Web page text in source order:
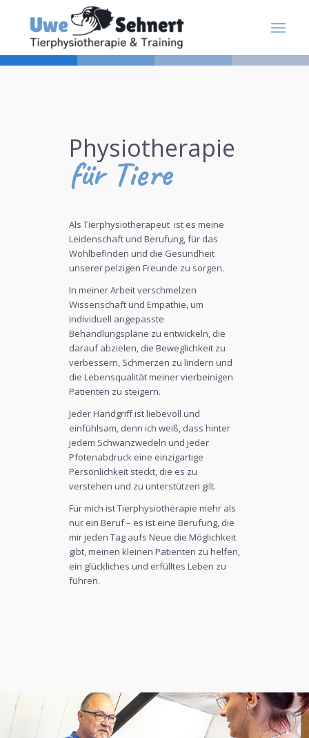
Physiotherapie
für Tiere
Als Tierphysiotherapeut ist es meine
Leidenschaft und Berufung, für das
Wohlbefinden und die Gesundheit
unserer pelzigen Freunde zu sorgen.
In meiner Arbeit verschmelzen
Wissenschaft und Empathie, um
individuell angepasste
Behandlungspläne zu entwickeln, die
darauf abzielen, die Beweglichkeit zu
verbessern, Schmerzen zu lindern und
die Lebensqualität meiner vierbeinigen
Patienten zu steigern.
Jeder Handgriff ist liebevoll und
einfühlsam, denn ich weiß, dass hinter
jedem Schwanzwedeln und jeder
Pfotenabdruck eine einzigartige
Persönlichkeit steckt, die es zu
verstehen und zu unterstützen gilt.
Für mich ist Tierphysiotherapie mehr als
nur ein Beruf – es ist eine Berufung, die
mir jeden Tag aufs Neue die Möglichkeit
gibt, meinen kleinen Patienten zu helfen,
ein glückliches und erfülltes Leben zu
führen.